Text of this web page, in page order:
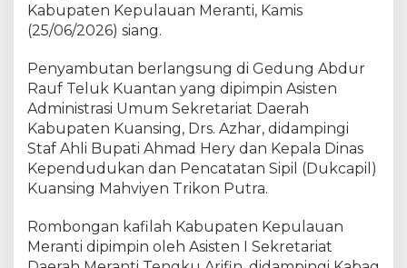
d
i
u
a
n
s
i
n
g
J
a
d
Kabupaten Kepulauan Meranti, Kamis
(25/06/2026) siang.
Penyambutan berlangsung di Gedung Abdur
Rauf Teluk Kuantan yang dipimpin Asisten
Administrasi Umum Sekretariat Daerah
Kabupaten Kuansing, Drs. Azhar, didampingi
Staf Ahli Bupati Ahmad Hery dan Kepala Dinas
Kependudukan dan Pencatatan Sipil (Dukcapil)
Kuansing Mahviyen Trikon Putra.
Rombongan kafilah Kabupaten Kepulauan
Meranti dipimpin oleh Asisten I Sekretariat